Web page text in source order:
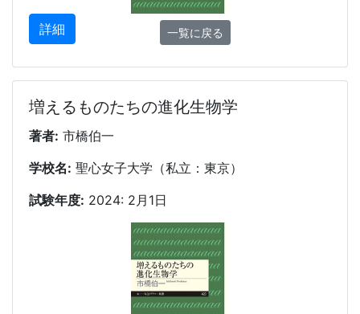
詳細 一覧に戻る
増えるものたちの進化生物学
著者: 市橋伯一
学校名: 聖心女子大学（私立：東京）
試験年度: 2024: 2月1日